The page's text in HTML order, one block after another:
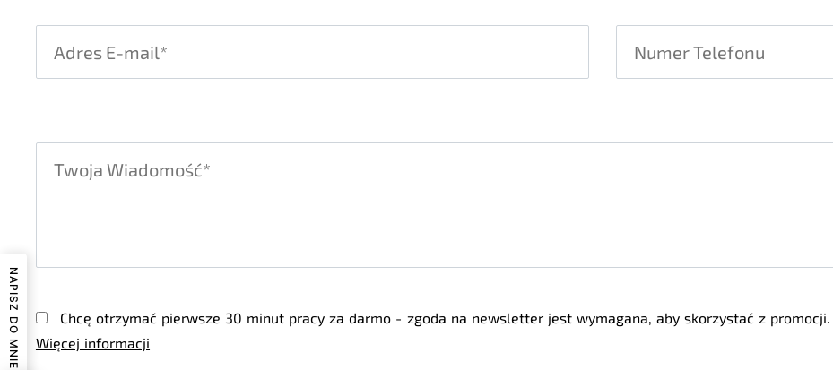
Chcę otrzymać pierwsze 30 minut pracy za darmo - zgoda na newsletter jest wymagana, aby skorzystać z promocji.
Więcej informacji
NAPISZ DO MNIE